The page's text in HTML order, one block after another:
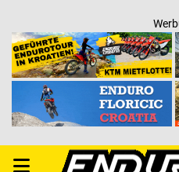
PRIMARY